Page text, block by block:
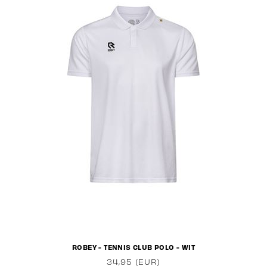
ROBEY - TENNIS CLUB POLO - WIT
34,95 (EUR)